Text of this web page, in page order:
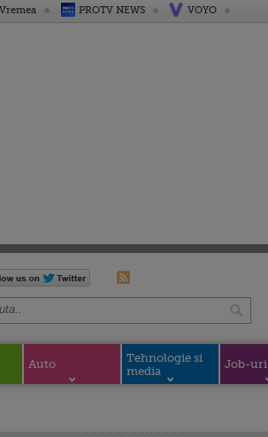
Vremea PROTV NEWS VOYO
Auto
Tehnologie si
media
Job-uri